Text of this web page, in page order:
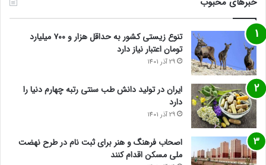
تنوع زیستی کشور به حداقل هزار و ۷۰۰ میلیارد
تومان اعتبار نیاز دارد
29 آذر 1401
ایران در تولید دانش طب سنتی رتبه چهارم دنیا را
دارد
29 آذر 1401
اصحاب فرهنگ و هنر برای ثبت نام در طرح نهضت
ملی مسکن اقدام کنند